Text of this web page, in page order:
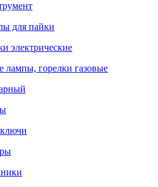
для пайки
электрические
лампы, горелки газовые